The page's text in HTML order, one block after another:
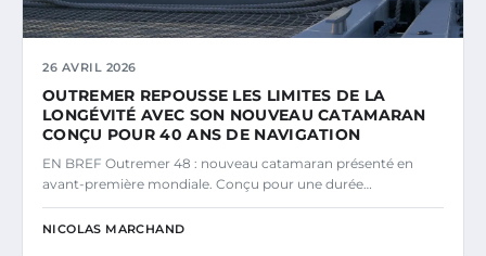
26 AVRIL 2026
OUTREMER REPOUSSE LES LIMITES DE LA
LONGÉVITÉ AVEC SON NOUVEAU CATAMARAN
CONÇU POUR 40 ANS DE NAVIGATION
EN BREF Outremer 48 : nouveau catamaran présenté en
avant-première mondiale. Conçu pour une durée…
NICOLAS MARCHAND